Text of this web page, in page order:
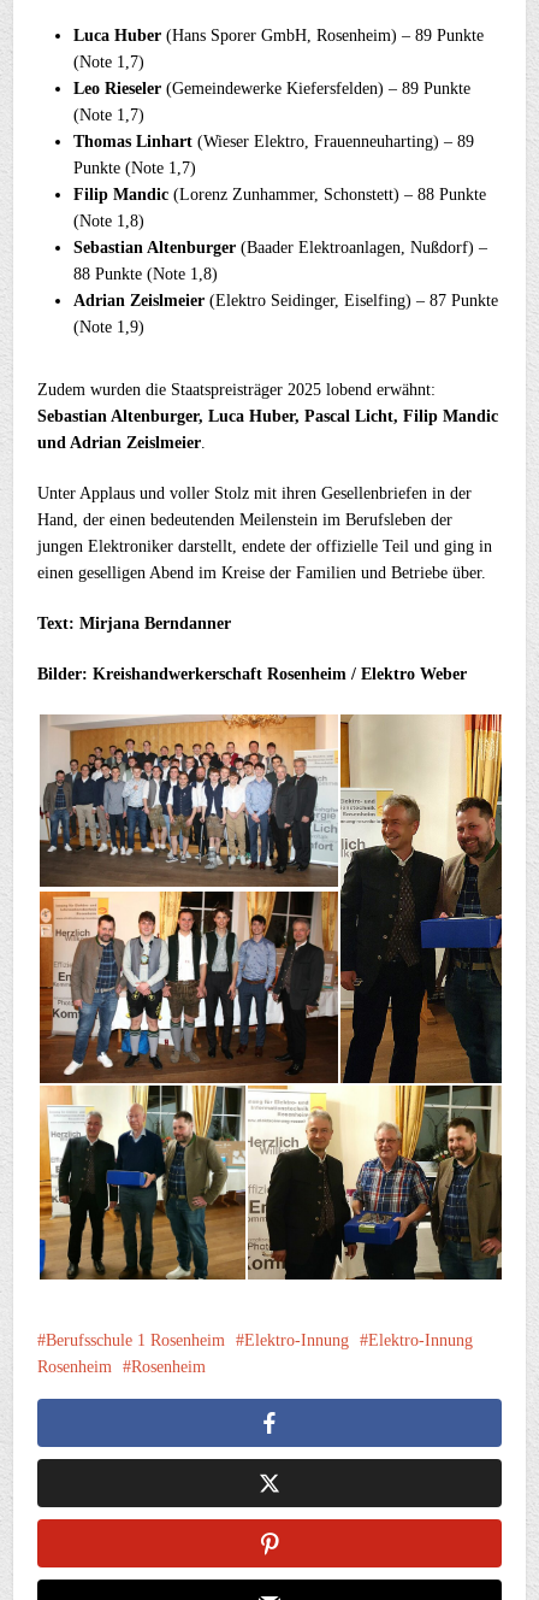
Luca Huber (Hans Sporer GmbH, Rosenheim) – 89 Punkte
(Note 1,7)
Leo Rieseler (Gemeindewerke Kiefersfelden) – 89 Punkte
(Note 1,7)
Thomas Linhart (Wieser Elektro, Frauenneuharting) – 89
Punkte (Note 1,7)
Filip Mandic (Lorenz Zunhammer, Schonstett) – 88 Punkte
(Note 1,8)
Sebastian Altenburger (Baader Elektroanlagen, Nußdorf) –
88 Punkte (Note 1,8)
Adrian Zeislmeier (Elektro Seidinger, Eiselfing) – 87 Punkte
(Note 1,9)
Zudem wurden die Staatspreisträger 2025 lobend erwähnt:
Sebastian Altenburger, Luca Huber, Pascal Licht, Filip Mandic
und Adrian Zeislmeier.
Unter Applaus und voller Stolz mit ihren Gesellenbriefen in der
Hand, der einen bedeutenden Meilenstein im Berufsleben der
jungen Elektroniker darstellt, endete der offizielle Teil und ging in
einen geselligen Abend im Kreise der Familien und Betriebe über.
Text: Mirjana Berndanner
Bilder: Kreishandwerkerschaft Rosenheim / Elektro Weber
Berufsschule 1 Rosenheim Elektro-Innung
Elektro-Innung
Rosenheim
Rosenheim